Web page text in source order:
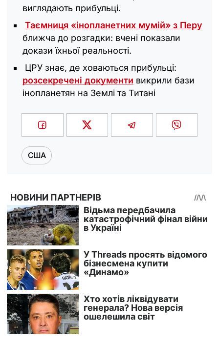
виглядають прибульці.
Таємниця «інопланетних мумій» з Перу
ближча до розгадки: вчені показали
докази їхньої реальності.
ЦРУ знає, де ховаються прибульці:
розсекречені документи викрили бази
інопланетян на Землі та Титані
США